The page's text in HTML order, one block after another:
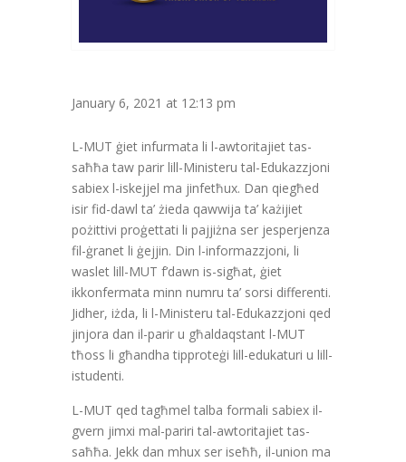
January 6, 2021 at 12:13 pm
L-MUT ġiet infurmata li l-awtoritajiet tas-
saħħa taw parir lill-Ministeru tal-Edukazzjoni
sabiex l-iskejjel ma jinfetħux. Dan qiegħed
isir fid-dawl ta’ żieda qawwija ta’ każijiet
pożittivi proġettati li pajjiżna ser jesperjenza
fil-ġranet li ġejjin. Din l-informazzjoni, li
waslet lill-MUT f’dawn is-sigħat, ġiet
ikkonfermata minn numru ta’ sorsi differenti.
Jidher, iżda, li l-Ministeru tal-Edukazzjoni qed
jinjora dan il-parir u għaldaqstant l-MUT
tħoss li għandha tipproteġi lill-edukaturi u lill-
istudenti.
L-MUT qed tagħmel talba formali sabiex il-
gvern jimxi mal-pariri tal-awtoritajiet tas-
saħħa. Jekk dan mhux ser iseħħ, il-union ma